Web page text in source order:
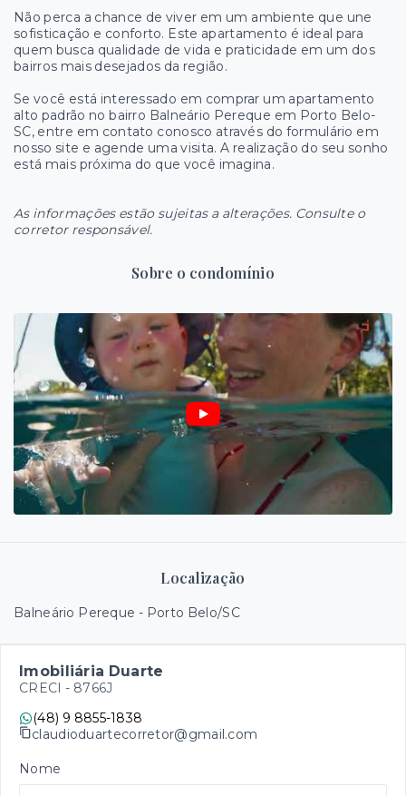
Não perca a chance de viver em um ambiente que une
sofisticação e conforto. Este apartamento é ideal para
quem busca qualidade de vida e praticidade em um dos
bairros mais desejados da região.
Se você está interessado em comprar um apartamento
alto padrão no bairro Balneário Pereque em Porto Belo-
SC, entre em contato conosco através do formulário em
nosso site e agende uma visita. A realização do seu sonho
está mais próxima do que você imagina.
As informações estão sujeitas a alterações. Consulte o
corretor responsável.
Sobre o condomínio
Localização
Balneário Pereque - Porto Belo/SC
Imobiliária Duarte
CRECI - 8766J
(48) 9 8855-1838
claudioduartecorretor@gmail.com
Nome